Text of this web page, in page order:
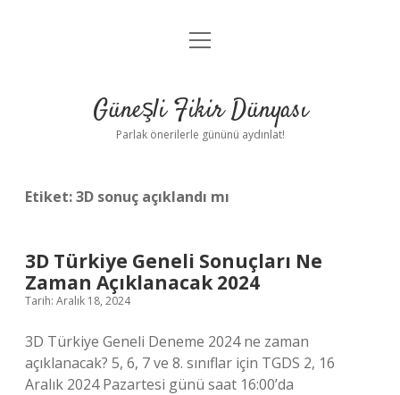
Anasayfa
Yasal Uyarı
menüyü
Güneşli Fikir Dünyası
Parlak önerilerle gününü aydınlat!
Etiket:3D sonuç açıklandı mı
3D Türkiye Geneli Sonuçları Ne
Zaman Açıklanacak 2024
Tarih: Aralık 18, 2024
3D Türkiye Geneli Deneme 2024 ne zaman
açıklanacak? 5, 6, 7 ve 8. sınıflar için TGDS 2, 16
Aralık 2024 Pazartesi günü saat 16:00’da